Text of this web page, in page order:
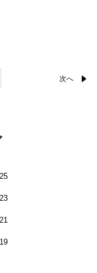
次へ